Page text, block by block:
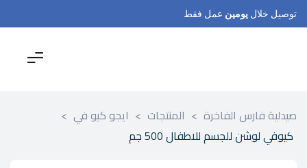
توصيل خلال يومين عمل فقط
صيدلية فارس الفاخرة > المنتجات > ايجو كيو في >
كيوفي لوشن للجسم للاطفال 500 جم